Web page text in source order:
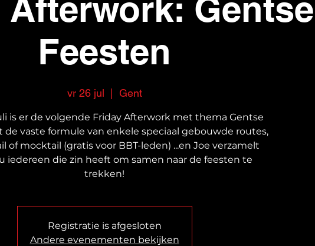
Afterwork: Gentse
Feesten
vr 26 jul Gent
is er de volgende Friday Afterwork met thema Gentse
de vaste formule van enkele speciaal gebouwde routes,
of mocktail (gratis voor BBT-leden) ...en Joe verzamelt
iedereen die zin heeft om samen naar de feesten te
trekken!
Registratie is afgesloten
Andere evenementen bekijken